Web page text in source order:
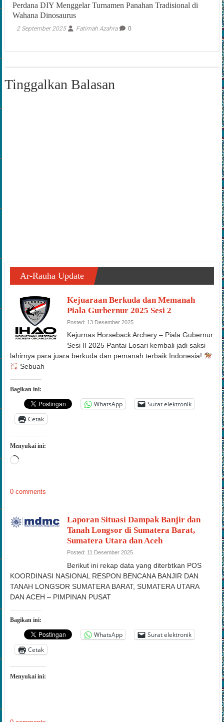
Perdana DIY Menggelar Turnamen Panahan Tradisional di
Wahana Dinosaurus
2 September 2025 Fatimah Azahra 0
Tinggalkan Balasan
Ar-Rauha Update
Kejuaraan Berkuda dan Memanah
Piala Gurbernur 2025 Sesi 2
Posted: 13 Desember 2025
Kejurnas Horseback Archery – Piala Gubernur
Sesi II 2025 Pantai Losari kembali jadi saksi
lahirnya para juara berkuda dan pemanah terbaik Indonesia!
Sebuah
Bagikan ini:
WhatsApp
Surat elektronik
Cetak
Menyukai ini:
Memuat...
0 comments
Laporan Situasi Dampak Banjir dan
Tanah Longsor di Sumatera Barat,
Sumatera Utara dan Aceh
Posted: 11 Desember 2025
Berikut ini rekap data yang diterbtkan POS
KOORDINASI NASIONAL RESPON BENCANA BANJIR DAN
TANAH LONGSOR SUMATERA BARAT, SUMATERA UTARA
DAN ACEH – PIMPINAN PUSAT
Bagikan ini:
WhatsApp
Surat elektronik
Cetak
Menyukai ini: